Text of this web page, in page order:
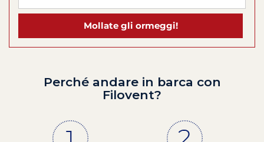
Mollate gli ormeggi!
Perché andare in barca con
Filovent?